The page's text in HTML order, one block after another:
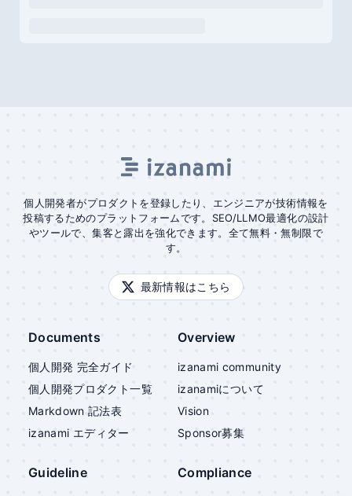
個人開発者がプロダクトを登録したり、エンジニアが技術情報を
投稿するためのプラットフォームです。SEO/LLMO最適化の設計
やツールで、集客と露出を強化できます。全て無料・無制限で
す。
最新情報はこちら
Documents
個人開発 完全ガイド
個人開発プロダクト一覧
Markdown 記法表
izanami エディター
Overview
izanami community
izanamiについて
Vision
Sponsor募集
Guideline Compliance